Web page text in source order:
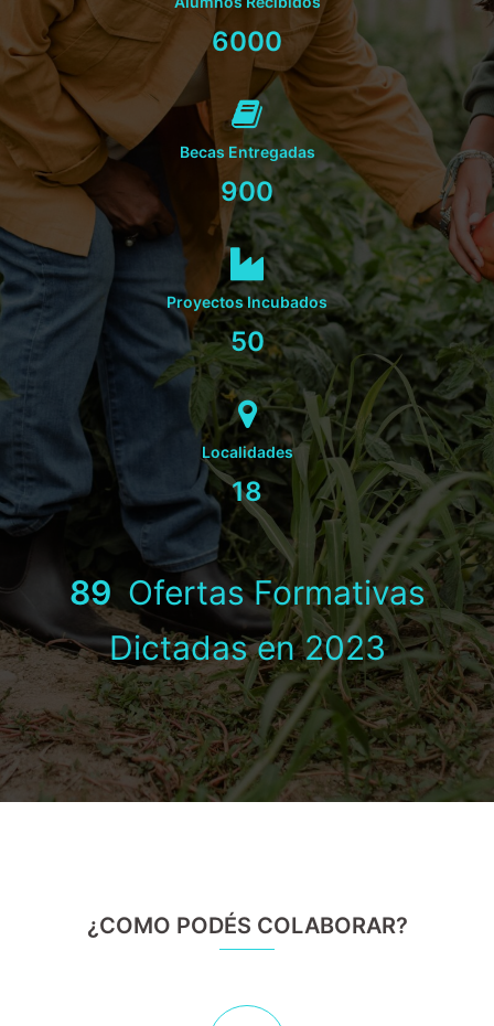
Alumnos Recibidos
6000
Becas Entregadas
900
Proyectos Incubados
50
Localidades
18
89Ofertas Formativas
Dictadas en 2023
¿COMO PODÉS COLABORAR?